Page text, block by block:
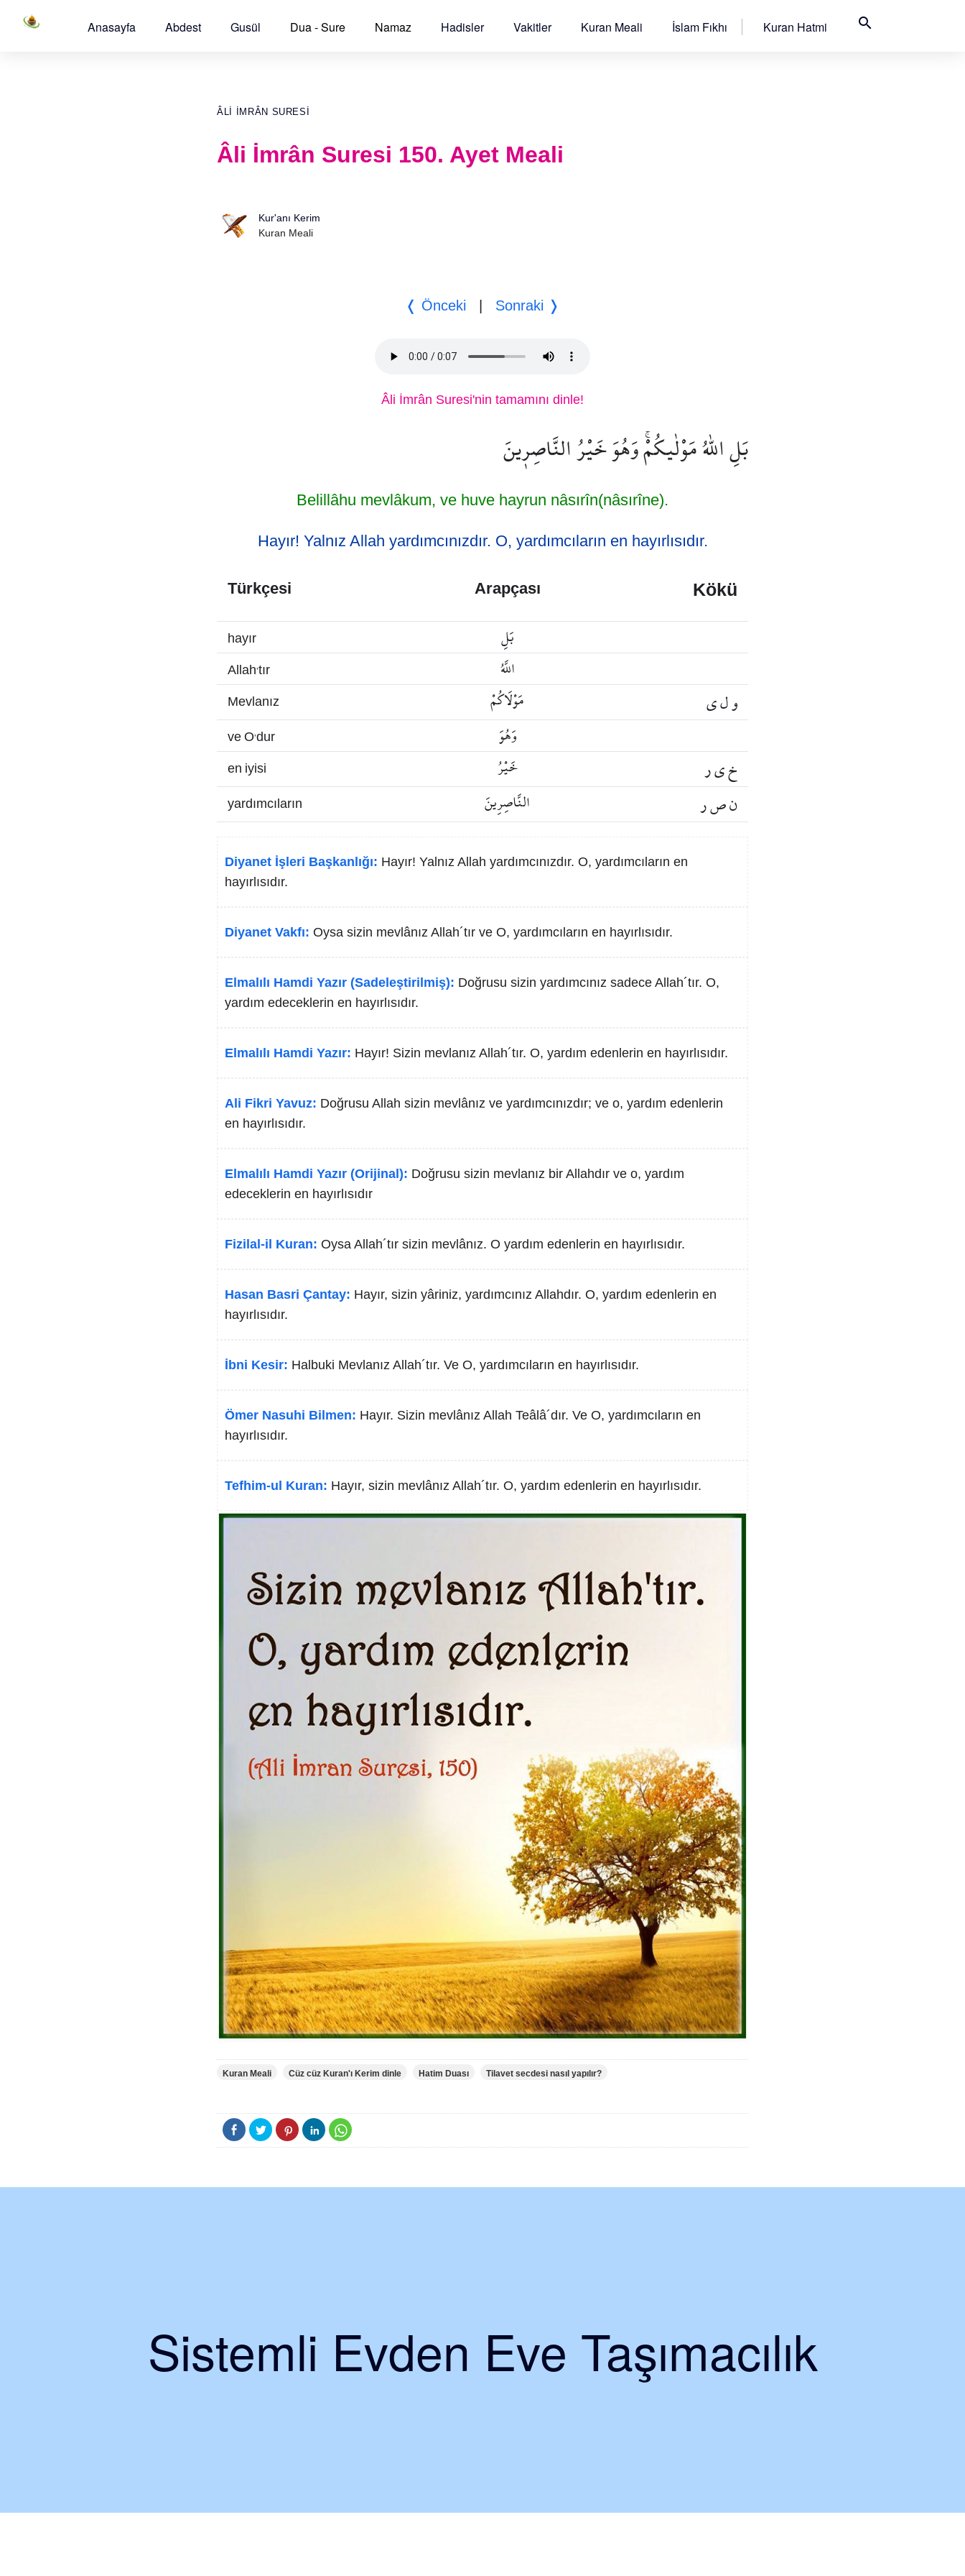
Anasayfa Abdest Gusül Dua - Sure Namaz Hadisler Vakitler Kuran Meali İslam Fıkhı Kuran Hatmi search
ÂLI İMRÂN SURESI
Âli İmrân Suresi 150. Ayet Meali
Kur'anı Kerim
Kuran Meali
❬ Önceki | Sonraki ❭
Âli İmrân Suresi'nin tamamını dinle!
بَلِ اللّٰهُ مَوْلٰيكُمْۚ وَهُوَ خَيْرُ النَّاصِر۪ينَ
Belillâhu mevlâkum, ve huve hayrun nâsırîn(nâsırîne).
Hayır! Yalnız Allah yardımcınızdır. O, yardımcıların en hayırlısıdır.
Türkçesi Arapçası Kökü
hayır بَلِ
Allah’tır اللَّهُ
Mevlanız مَوْلَاكُمْ و ل ي
ve O’dur وَهُوَ
en iyisi خَيْرُ خ ي ر
yardımcıların النَّاصِرِينَ ن ص ر
Diyanet İşleri Başkanlığı: Hayır! Yalnız Allah yardımcınızdır. O, yardımcıların en
hayırlısıdır.
Diyanet Vakfı: Oysa sizin mevlânız Allah´tır ve O, yardımcıların en hayırlısıdır.
Elmalılı Hamdi Yazır (Sadeleştirilmiş): Doğrusu sizin yardımcınız sadece Allah´tır. O,
yardım edeceklerin en hayırlısıdır.
Elmalılı Hamdi Yazır: Hayır! Sizin mevlanız Allah´tır. O, yardım edenlerin en hayırlısıdır.
Ali Fikri Yavuz: Doğrusu Allah sizin mevlânız ve yardımcınızdır; ve o, yardım edenlerin
en hayırlısıdır.
Elmalılı Hamdi Yazır (Orijinal): Doğrusu sizin mevlanız bir Allahdır ve o, yardım
edeceklerin en hayırlısıdır
Fizilal-il Kuran: Oysa Allah´tır sizin mevlânız. O yardım edenlerin en hayırlısıdır.
Hasan Basri Çantay: Hayır, sizin yâriniz, yardımcınız Allahdır. O, yardım edenlerin en
hayırlısıdır.
İbni Kesir: Halbuki Mevlanız Allah´tır. Ve O, yardımcıların en hayırlısıdır.
Ömer Nasuhi Bilmen: Hayır. Sizin mevlânız Allah Teâlâ´dır. Ve O, yardımcıların en
hayırlısıdır.
Tefhim-ul Kuran: Hayır, sizin mevlânız Allah´tır. O, yardım edenlerin en hayırlısıdır.
Kuran Meali Cüz cüz Kuran'ı Kerim dinle Hatim Duası Tilavet secdesi nasıl yapılır?
Sistemli Evden Eve Taşımacılık